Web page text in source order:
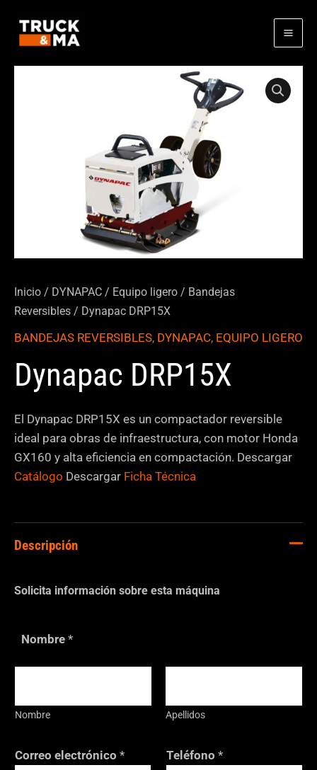
contenido
Inicio / DYNAPAC / Equipo ligero / Bandejas
Reversibles / Dynapac DRP15X
BANDEJAS REVERSIBLES, DYNAPAC, EQUIPO LIGERO
Dynapac DRP15X
El Dynapac DRP15X es un compactador reversible
ideal para obras de infraestructura, con motor Honda
GX160 y alta eficiencia en compactación. Descargar
Catálogo Descargar Ficha Técnica
Descripción
Solicita información sobre esta máquina
s
l
s
Nombre *
Nombre Apellidos
Correo electrónico * Teléfono *